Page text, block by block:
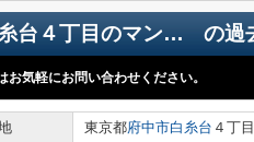
府中市白糸台４丁目のマンション の過
お気軽にお問い合わせください。
東京都府中市白糸台 ４丁目